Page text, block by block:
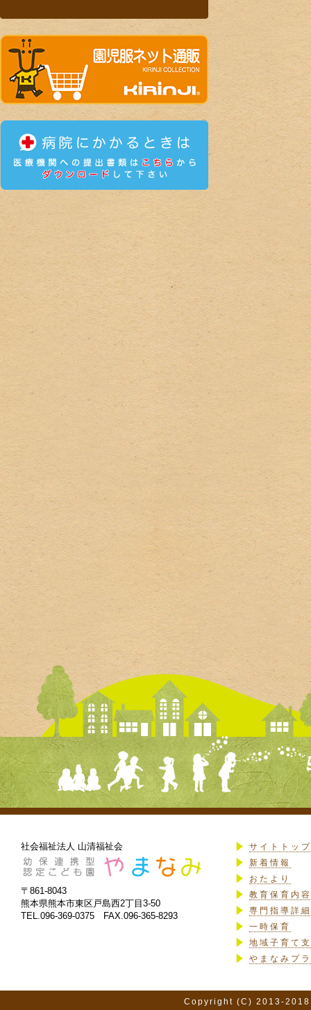
社会福祉法人 山清福祉会
〒861-8043
熊本県熊本市東区戸島西2丁目3-50
TEL.096-369-0375 FAX.096-365-8293
サイトトップ
新着情報
おたより
教育保育内
専門指導詳細
一時保育
地域子育て
やまなみプ
Copyright (C) 2013-